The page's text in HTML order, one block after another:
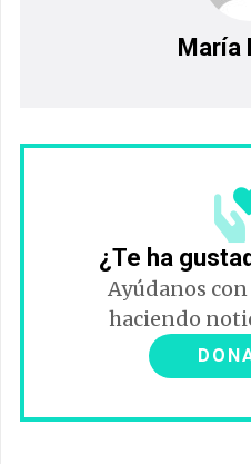
María
¿Te ha
Ayúdanos
haciendo